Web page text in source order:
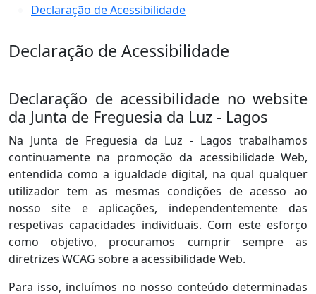
Declaração de Acessibilidade
Declaração de Acessibilidade
Declaração de acessibilidade no website
da Junta de Freguesia da Luz - Lagos
Na Junta de Freguesia da Luz - Lagos trabalhamos
continuamente na promoção da acessibilidade Web,
entendida como a igualdade digital, na qual qualquer
utilizador tem as mesmas condições de acesso ao
nosso site e aplicações, independentemente das
respetivas capacidades individuais. Com este esforço
como objetivo, procuramos cumprir sempre as
diretrizes WCAG sobre a acessibilidade Web.
Para isso, incluímos no nosso conteúdo determinadas